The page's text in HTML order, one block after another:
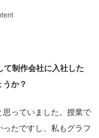
制作会社に入社した
か？
っていました。授業で
たですし、私もグラフ